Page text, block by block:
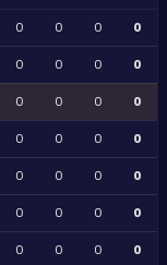
0 0 0 0
0 0 0 0
0 0 0 0
0 0 0 0
0 0 0 0
0 0 0 0
0 0 0 0